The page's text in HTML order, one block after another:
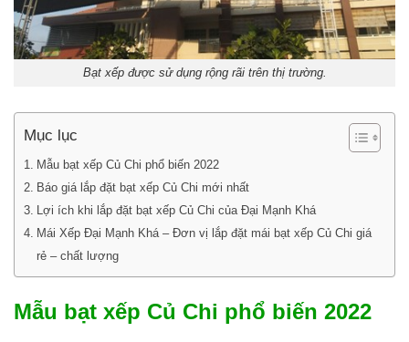
Bạt xếp được sử dụng rộng rãi trên thị trường.
Mục lục
Mẫu bạt xếp Củ Chi phổ biến 2022
Báo giá lắp đặt bạt xếp Củ Chi mới nhất
Lợi ích khi lắp đặt bạt xếp Củ Chi của Đại Mạnh Khá
Mái Xếp Đại Mạnh Khá – Đơn vị lắp đặt mái bạt xếp Củ Chi giá
rẻ – chất lượng
Mẫu bạt xếp Củ Chi phổ biến 2022